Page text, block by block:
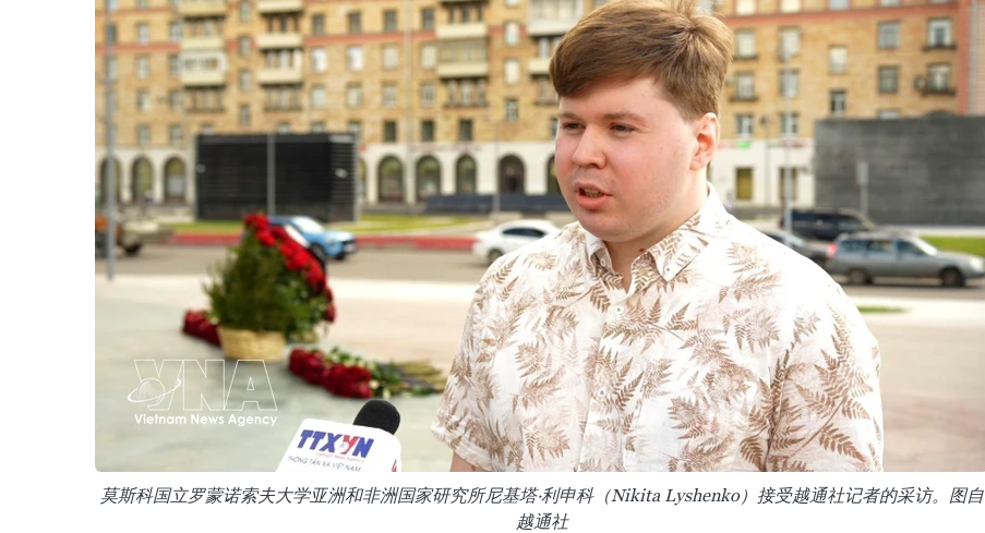
莫斯科国立罗蒙诺索夫大学亚洲和非洲国家研究所尼基塔·利申科（Nikita Lyshenko）接受越通社记者的采访。图自
越通社